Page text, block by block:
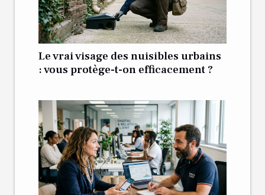
Le vrai visage des nuisibles urbains
: vous protège-t-on efficacement ?